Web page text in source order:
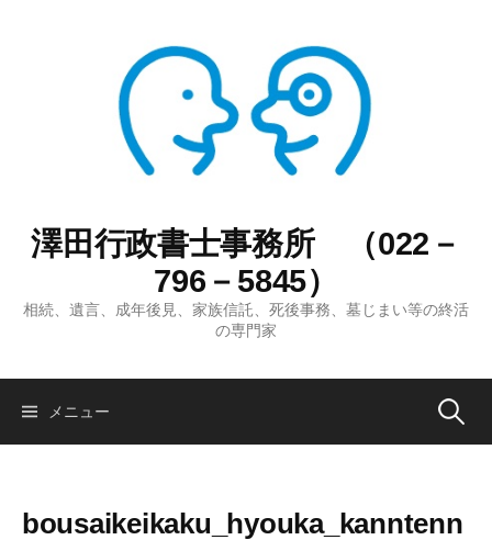
澤田行政書士事務所 （022－
796－5845）
相続、遺言、成年後見、家族信託、死後事務、墓じまい等の終活
の専門家
メニュー 検
bousaikeikaku_hyouka_kanntenn